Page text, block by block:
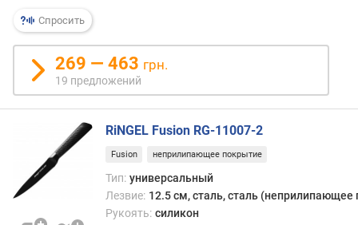
Спросить
269 — 463 грн.
19 предложений
RiNGEL Fusion RG-11007-2
Fusion неприлипающее покрытие
Тип: универсальный
Лезвие: 12.5 см, сталь, сталь (неприлипающее
Рукоять: силикон